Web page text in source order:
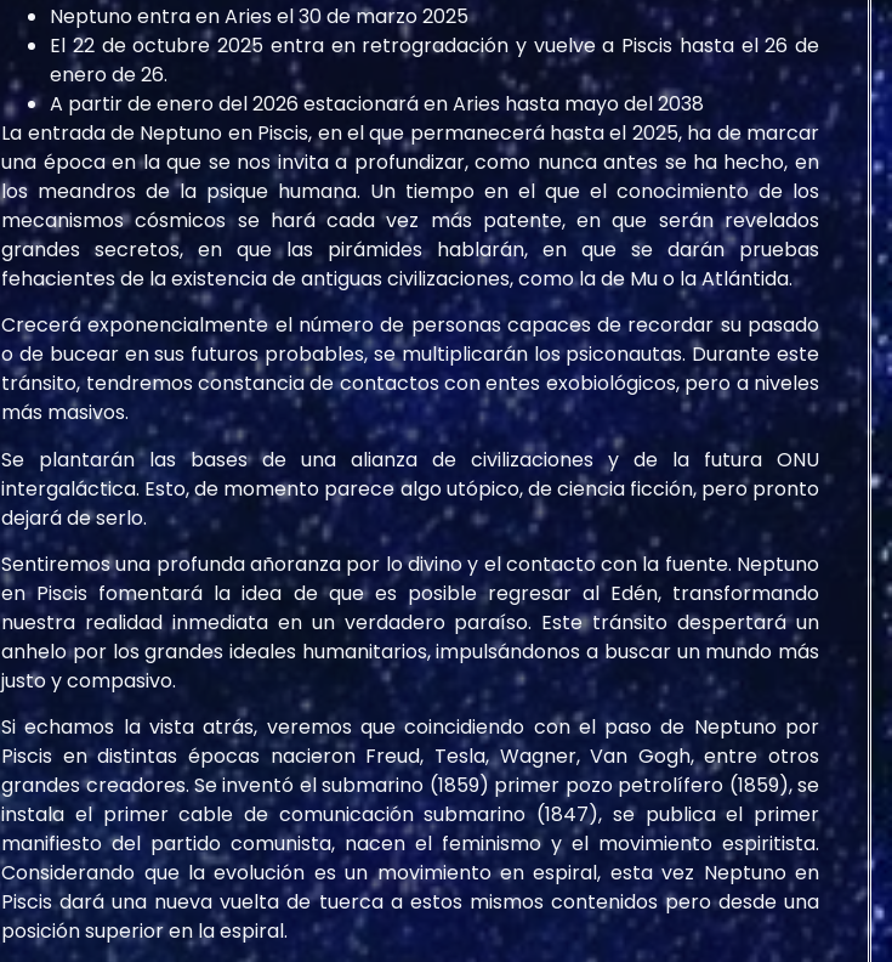
Neptuno entra en Aries el 30 de marzo 2025
El 22 de octubre 2025 entra en retrogradación y vuelve a Piscis hasta el 26 de
enero de 26.
A partir de enero del 2026 estacionará en Aries hasta mayo del 2038
La entrada de Neptuno en Piscis, en el que permanecerá hasta el 2025, ha de marcar
una época en la que se nos invita a profundizar, como nunca antes se ha hecho, en
los meandros de la psique humana. Un tiempo en el que el conocimiento de los
mecanismos cósmicos se hará cada vez más patente, en que serán revelados
grandes secretos, en que las pirámides hablarán, en que se darán pruebas
fehacientes de la existencia de antiguas civilizaciones, como la de Mu o la Atlántida.
Crecerá exponencialmente el número de personas capaces de recordar su pasado
o de bucear en sus futuros probables, se multiplicarán los psiconautas. Durante este
tránsito, tendremos constancia de contactos con entes exobiológicos, pero a niveles
más masivos.
Se plantarán las bases de una alianza de civilizaciones y de la futura ONU
intergaláctica. Esto, de momento parece algo utópico, de ciencia ficción, pero pronto
dejará de serlo.
Sentiremos una profunda añoranza por lo divino y el contacto con la fuente. Neptuno
en Piscis fomentará la idea de que es posible regresar al Edén, transformando
nuestra realidad inmediata en un verdadero paraíso. Este tránsito despertará un
anhelo por los grandes ideales humanitarios, impulsándonos a buscar un mundo más
justo y compasivo.
Si echamos la vista atrás, veremos que coincidiendo con el paso de Neptuno por
Piscis en distintas épocas nacieron Freud, Tesla, Wagner, Van Gogh, entre otros
grandes creadores. Se inventó el submarino (1859) primer pozo petrolífero (1859), se
instala el primer cable de comunicación submarino (1847), se publica el primer
manifiesto del partido comunista, nacen el feminismo y el movimiento espiritista.
Considerando que la evolución es un movimiento en espiral, esta vez Neptuno en
Piscis dará una nueva vuelta de tuerca a estos mismos contenidos pero desde una
posición superior en la espiral.